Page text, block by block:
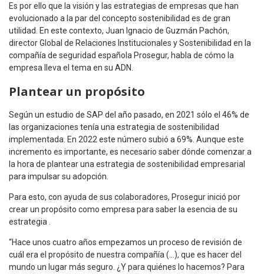
Es por ello que la visión y las estrategias de empresas que han
evolucionado a la par del concepto sostenibilidad es de gran
utilidad. En este contexto, Juan Ignacio de Guzmán Pachón,
director Global de Relaciones Institucionales y Sostenibilidad en la
compañía de seguridad española Prosegur, habla de cómo la
empresa lleva el tema en su ADN.
Plantear un propósito
Según un estudio de SAP del año pasado, en 2021 sólo el 46% de
las organizaciones tenía una estrategia de sostenibilidad
implementada. En 2022 este número subió a 69%. Aunque este
incremento es importante, es necesario saber dónde comenzar a
la hora de plantear una estrategia de sostenibilidad empresarial
para impulsar su adopción.
Para esto, con ayuda de sus colaboradores, Prosegur inició por
crear un propósito como empresa para saber la esencia de su
estrategia .
“Hace unos cuatro años empezamos un proceso de revisión de
cuál era el propósito de nuestra compañía (…), que es hacer del
mundo un lugar más seguro. ¿Y para quiénes lo hacemos? Para